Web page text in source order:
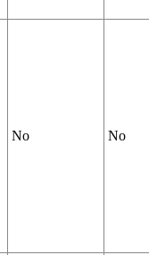
No No